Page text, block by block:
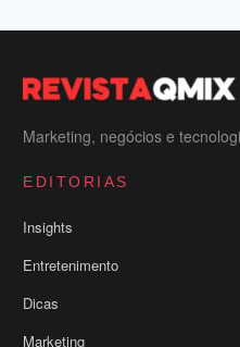
Marketing, negócios e
EDITORIAS
Insights
Entretenimento
Dicas
Marketing